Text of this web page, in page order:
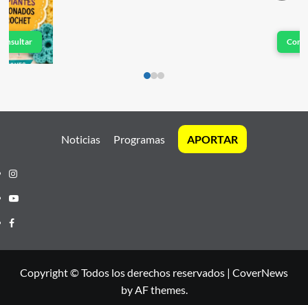
Noticias Programas APORTAR
Instagram
Youtube
Facebook
Copyright © Todos los derechos reservados | CoverNews
by AF themes.